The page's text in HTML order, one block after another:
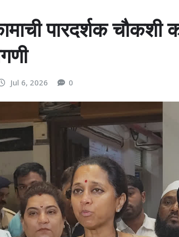
पारदर्शक चौकशी
Jul 6, 2026 0